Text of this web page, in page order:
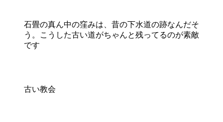
石畳の真ん中の窪みは、昔の下水道の跡なんだそ
う。こうした古い道がちゃんと残ってるのが素敵
です
古い教会